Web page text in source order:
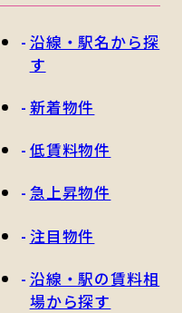
沿線・駅名から探
す
新着物件
低賃料物件
急上昇物件
注目物件
沿線・駅の賃料相
場から探す